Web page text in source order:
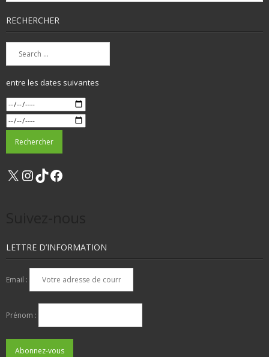
RECHERCHER
entre les dates suivantes
X Instagram
TikTok
LETTRE D’INFORMATION
Email :
Prénom :